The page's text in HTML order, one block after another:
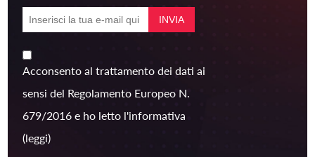
Acconsento al trattamento dei dati ai
sensi del Regolamento Europeo N.
679/2016 e ho letto l'informativa
(leggi)